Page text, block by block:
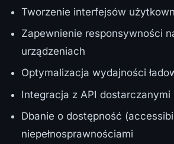
Tworzenie interfejsów
Zapewnienie responsywności
urządzeniach
Optymalizacja wydajności
Integracja z API dostarczanymi
Dbanie o dostępność
niepełnosprawnościami